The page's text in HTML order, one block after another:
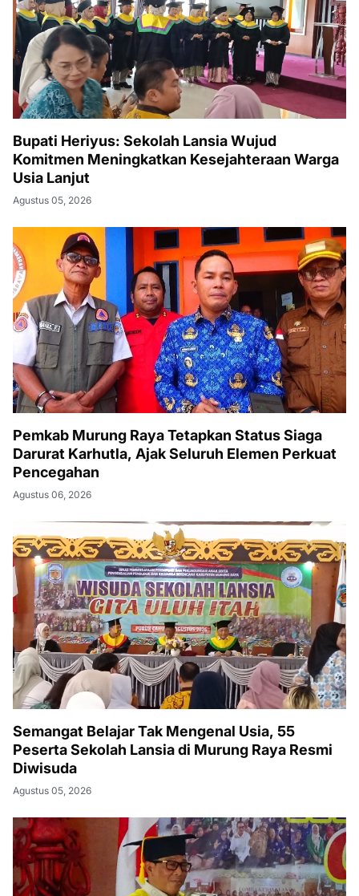
Bupati Heriyus: Sekolah Lansia Wujud
Komitmen Meningkatkan Kesejahteraan Warga
Usia Lanjut
Agustus 05, 2026
Pemkab Murung Raya Tetapkan Status Siaga
Darurat Karhutla, Ajak Seluruh Elemen Perkuat
Pencegahan
Agustus 06, 2026
Semangat Belajar Tak Mengenal Usia, 55
Peserta Sekolah Lansia di Murung Raya Resmi
Diwisuda
Agustus 05, 2026